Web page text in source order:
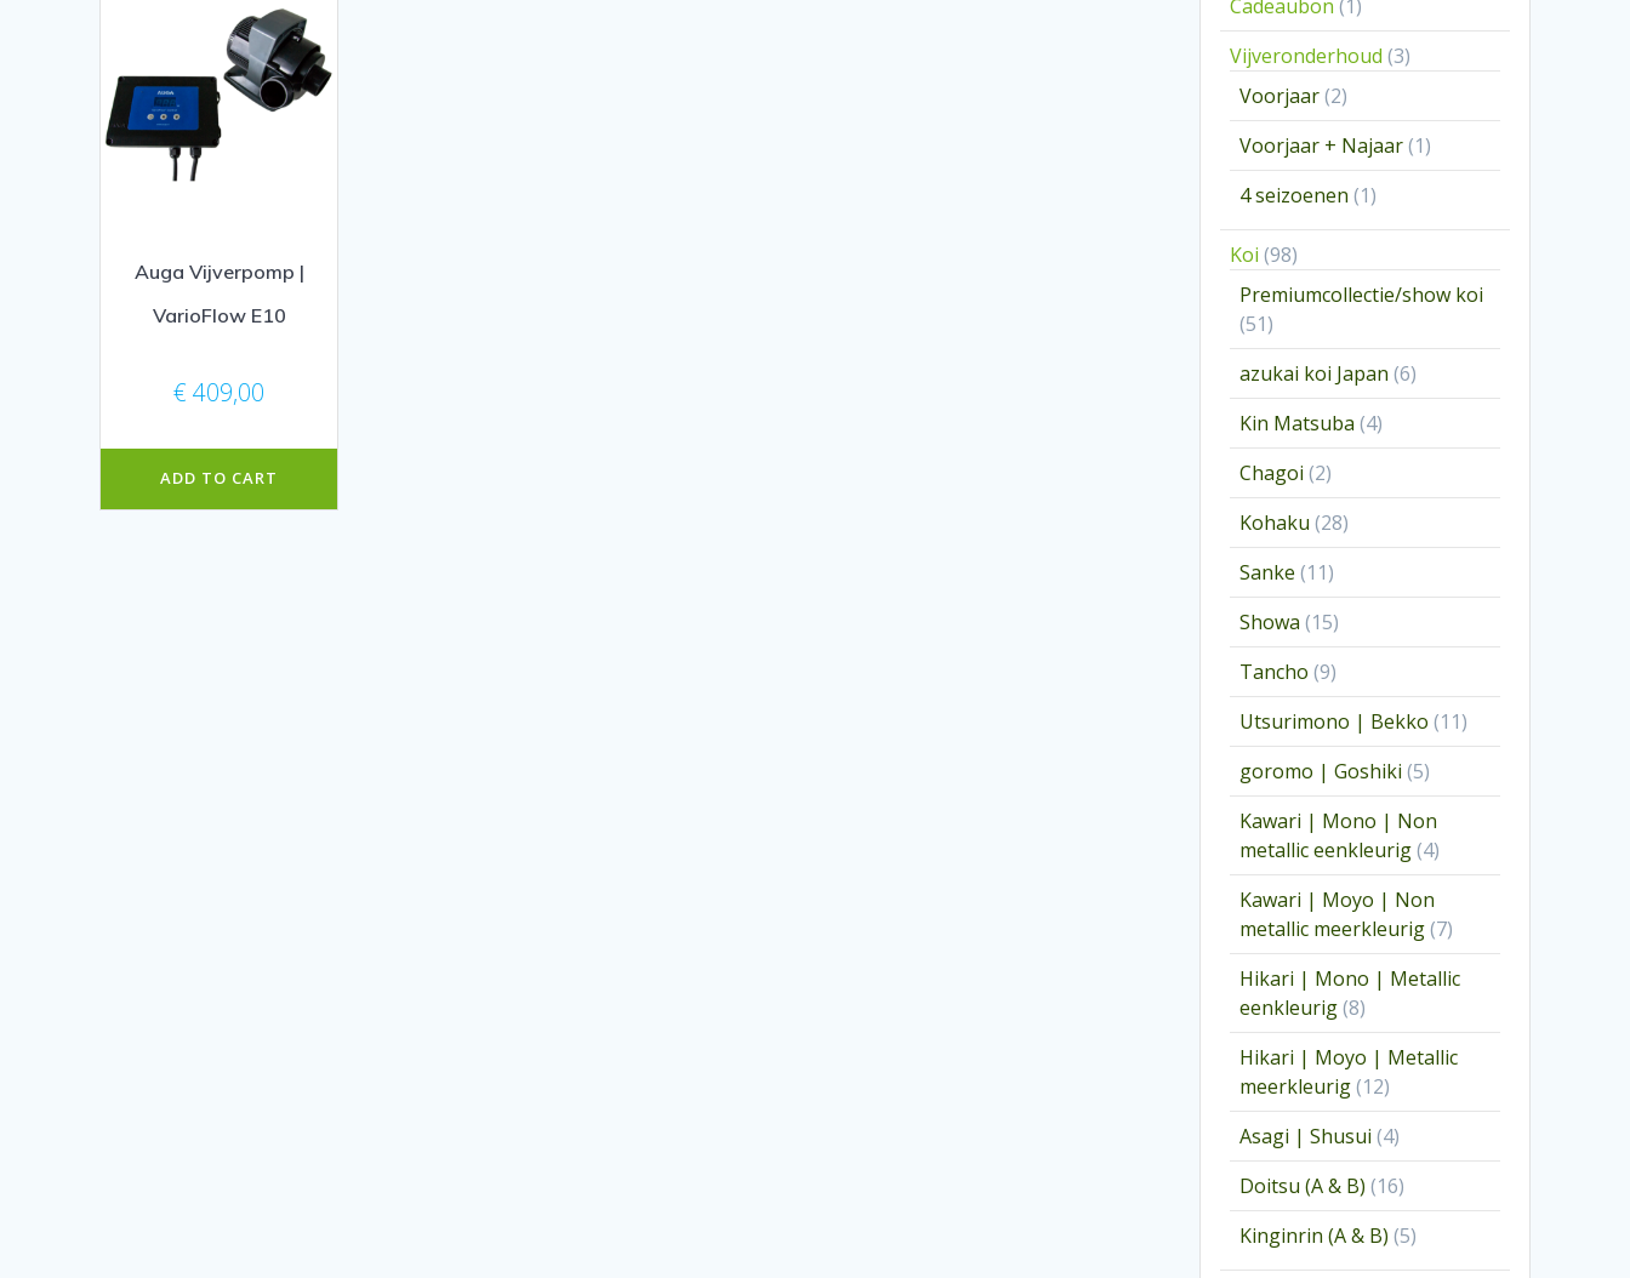
Auga Vijverpomp |
VarioFlow E10
€ 409,00
ADD TO CART
Cadeaubon 1
product
Vijveronderhoud 33
Voorjaar 22
producten
Voorjaar + Najaar 11
product
4 seizoenen 11
product
Koi 9898
producten
Premiumcollectie/show koi
5151
producten
azukai koi Japan 66
producten
Kin Matsuba 44
producten
Chagoi 22
producten
Kohaku 2828
producten
Sanke 1111
producten
Showa 1515
producten
Tancho 99
producten
Utsurimono | Bekko 1111
producten
goromo | Goshiki 55
producten
Kawari | Mono | Non
metallic eenkleurig 44
producten
Kawari | Moyo | Non
metallic meerkleurig 77
producten
Hikari | Mono | Metallic
eenkleurig 88
producten
Hikari | Moyo | Metallic
meerkleurig 1212
producten
Asagi | Shusui 44
producten
Doitsu (A & B) 1616
producten
Kinginrin (A & B) 55
producten